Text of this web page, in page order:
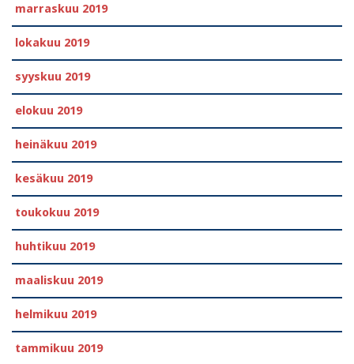
marraskuu 2019
lokakuu 2019
syyskuu 2019
elokuu 2019
heinäkuu 2019
kesäkuu 2019
toukokuu 2019
huhtikuu 2019
maaliskuu 2019
helmikuu 2019
tammikuu 2019